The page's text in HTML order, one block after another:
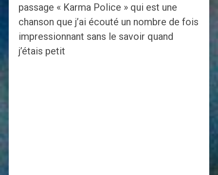
passage « Karma Police » qui est une
chanson que j’ai écouté un nombre de fois
impressionnant sans le savoir quand
j’étais petit